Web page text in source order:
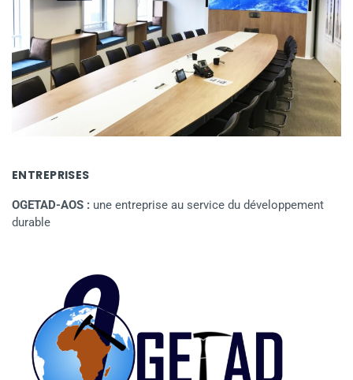
ENTREPRISES
OGETAD-AOS : une entreprise au service du développement
durable